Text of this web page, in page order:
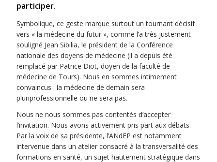
participer.
Symbolique, ce geste marque surtout un tournant décisif
vers « la médecine du futur », comme l’a très justement
souligné Jean Sibilia, le président de la Conférence
nationale des doyens de médecine (il a depuis été
remplacé par Patrice Diot, doyen de la faculté de
médecine de Tours). Nous en sommes intimement
convaincus : la médecine de demain sera
pluriprofessionnelle ou ne sera pas.
Nous ne nous sommes pas contentés d’accepter
l’invitation. Nous avons activement pris part aux débats.
Par la voix de sa présidente, l’ANdEP est notamment
intervenue dans un atelier consacré à la transversalité des
formations en santé, un sujet hautement stratégique dans